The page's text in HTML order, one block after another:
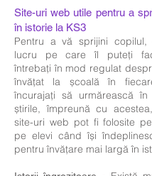
Site-uri web utile pentru a
în istorie la KS3
Pentru a vă sprijini
lucru pe care îl puteți
întrebați în mod regulat
învățat la școală în
încurajați să urmărească
știrile, împreună cu
site-uri web pot fi folosite
pe elevi când își
pentru învăţare mai largă în